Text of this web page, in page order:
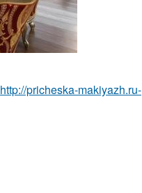
http://pricheska-makiyazh.ru-